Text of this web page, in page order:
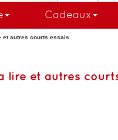
Cadeaux
et autres courts essais
lire et autres